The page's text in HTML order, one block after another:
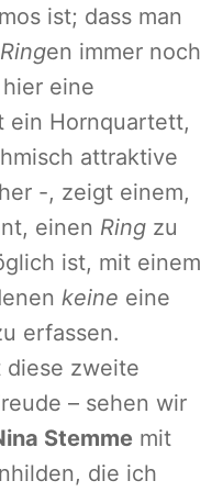
ist; dass man
Ringen immer noch
hier eine
ein Hornquartett,
attraktive
-, zeigt einem,
einen Ring zu
ist, mit einem
keine eine
erfassen.
diese zweite
– sehen wir
Stemme mit
die ich